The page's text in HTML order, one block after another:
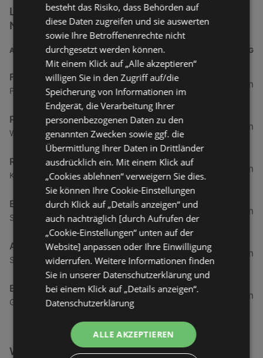
Lorenz Bahlsen Snack-World Filialen in der
Nähe
ADRESSE ENTFERNUNG
Frischemarkt Borkum Inselmaerkte
Franz-Habich-Straße 6, 26757 Borkum
0,22 km
Preiskauf Inselmaerkte Pollmann e.K
Wilhelm-Feldhoff-Straße 10, 26757 Borkum
1,29 km
Rewe Barbera oHG
Kleinbahnstraße 24, 47906 Kempen
29,75 km
Edeka Bernotti
St. Annen 24, 31655 Stadthagen
32,3 km
Aktiv Bruns & Ihler
Schatthausstraße 2a, 26736 Krummhoern
32,94 km
E-Center
Gewerbestraße 23, 79194 Gundelfingen
34,02 km
Weitere Getränke & Lebensmittel Filialen in der
besteht das Risiko, dass Behörden auf
diese Daten zugreifen und sie auswerten
sowie Ihre Betroffenenrechte nicht
durchgesetzt werden können.
Mit einem Klick auf „Alle akzeptieren“
willigen Sie in den Zugriff auf/die
Speicherung von Informationen im
Endgerät, die Verarbeitung Ihrer
personenbezogenen Daten zu den
genannten Zwecken sowie ggf. die
Übermittlung Ihrer Daten in Drittländer
ausdrücklich ein. Mit einem Klick auf
„Cookies ablehnen“ verweigern Sie dies.
Sie können Ihre Cookie-Einstellungen
durch Klick auf „Details anzeigen“ und
auch nachträglich [durch Aufrufen der
„Cookie-Einstellungen“ unten auf der
Website] anpassen oder Ihre Einwilligung
widerrufen. Weitere Informationen finden
Sie in unserer Datenschutzerklärung und
bei einem Klick auf „Details anzeigen“.
Datenschutzerklärung
ALLE AKZEPTIEREN